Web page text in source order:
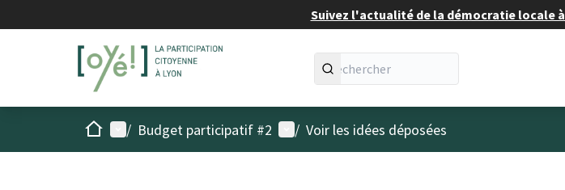
Suivez l'actualité de la démocratie locale à
AccueilMenu principal
/ Budget participatif #2 Menu utilisateur
/ Voir les idées déposées